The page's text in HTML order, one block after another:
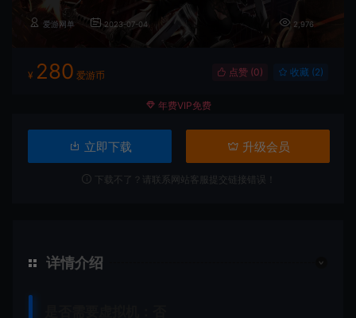
爱游网单 2023-07-04 2,976
¥ 280 爱游币 点赞 (0) 收藏 (2)
年费VIP免费
立即下载 升级会员
下载不了？请联系网站客服提交链接错误！
详情介绍